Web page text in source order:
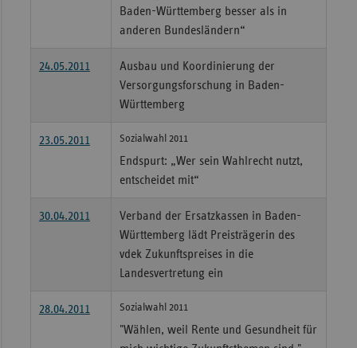
Baden-Württemberg besser als in
anderen Bundesländern“
24.05.2011
Ausbau und Koordinierung der
Versorgungsforschung in Baden-
Württemberg
23.05.2011 Sozialwahl 2011
Endspurt: „Wer sein Wahlrecht nutzt,
entscheidet mit“
30.04.2011
Verband der Ersatzkassen in Baden-
Württemberg lädt Preisträgerin des
vdek Zukunftspreises in die
Landesvertretung ein
28.04.2011 Sozialwahl 2011
"Wählen, weil Rente und Gesundheit für